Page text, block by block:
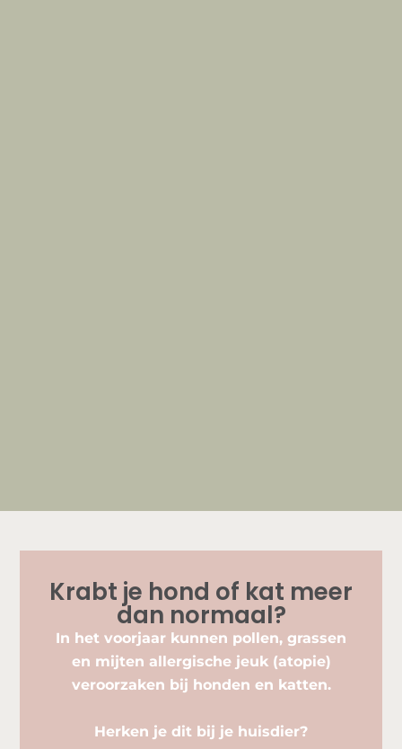
Krabt je hond of kat meer
dan normaal?
In het voorjaar kunnen pollen, grassen
en mijten allergische jeuk (atopie)
veroorzaken bij honden en katten.
Herken je dit bij je huisdier?